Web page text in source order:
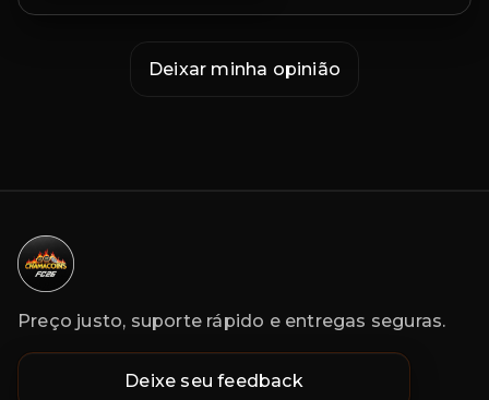
Deixar minha opinião
Preço justo, suporte rápido e entregas seguras.
Deixe seu feedback